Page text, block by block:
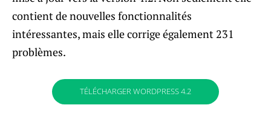
contient de nouvelles fonctionnalités
intéressantes, mais elle corrige également 231
problèmes.
TÉLÉCHARGER WORDPRESS 4.2